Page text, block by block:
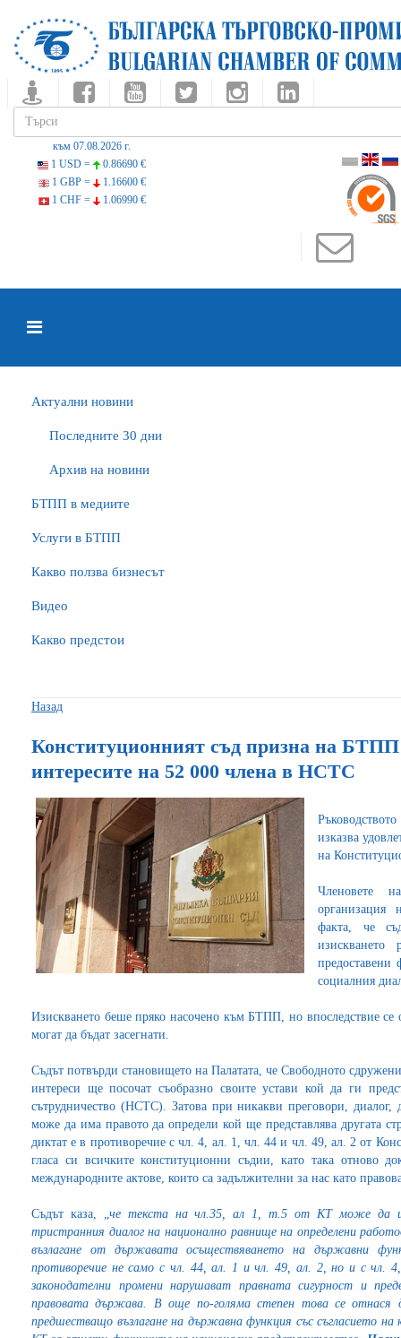
към 07.08.2026 г.
1 USD =
0.86690 €
1 GBP =
1.16600 €
1 CHF =
1.06990 €
Актуални новини
Последните 30 дни
Архив на новини
БTПП в медиите
Услуги в БТПП
Какво ползва бизнесът
Видео
Какво предстои
Назад
Конституционният съд призна на БТПП
интересите на 52 000 члена в НСТС
изказва
на
Членовете
организация
факта, че
изискването
предоставени
социалния
Изискването беше пряко насочено към БТПП, но впоследствие се
могат да бъдат засегнати.
Съдът потвърди становището на Палатата, че Свободното
интереси ще посочат съобразно своите устави кой да ги
сътрудничество (НСТС). Затова при никакви преговори, диалог,
може да има правото да определи кой ще представлява другата
диктат е в противоречие с чл. 4, ал. 1, чл. 44 и чл. 49, ал. 2 от
гласа си всичките конституционни съдии, като така отново
международните актове, които са задължителни за нас като
Съдът каза, „че текста на чл.35, ал 1, т.5 от КТ може да
тристранния диалог на национално равнище на определени
възлагане от държавата осъществяването на държавни
противоречие не само с чл. 44, ал. 1 и чл. 49, ал. 2, но и с
законодателни промени нарушават правната сигурност и
правовата държава. В още по-голяма степен това се отнася
предшестващо възлагане на държавна функция със съгласието на